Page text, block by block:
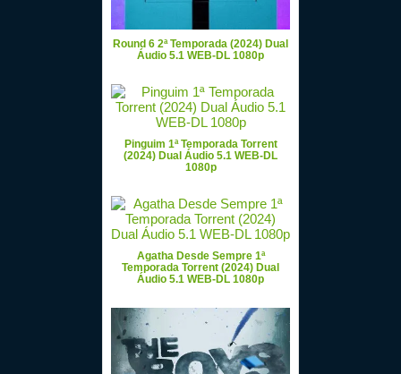
Round 6 2ª Temporada (2024) Dual
Áudio 5.1 WEB-DL 1080p
Pinguim 1ª Temporada Torrent
(2024) Dual Áudio 5.1 WEB-DL
1080p
Agatha Desde Sempre 1ª
Temporada Torrent (2024) Dual
Áudio 5.1 WEB-DL 1080p